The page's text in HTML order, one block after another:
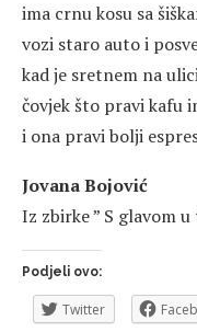
ima crnu kosu sa
vozi staro auto i
kad je sretnem na
čovjek što pravi kafu
i ona pravi bolji
Jovana Bojović
Iz zbirke ” S glavom
Podjeli ovo:
Twitter